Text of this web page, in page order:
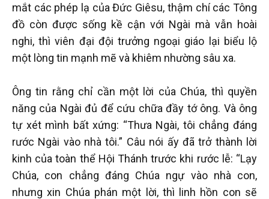
mắt các phép lạ của Đức Giêsu, thậm chí các Tông
đồ còn được sống kề cận với Ngài mà vẫn hoài
nghi, thì viên đại đội trưởng ngoại giáo lại biểu lộ
một lòng tin mạnh mẽ và khiêm nhường sâu xa.
Ông tin rằng chỉ cần một lời của Chúa, thì quyền
năng của Ngài đủ để cứu chữa đầy tớ ông. Và ông
tự xét mình bất xứng: “Thưa Ngài, tôi chẳng đáng
rước Ngài vào nhà tôi.” Câu nói ấy đã trở thành lời
kinh của toàn thể Hội Thánh trước khi rước lễ: “Lạy
Chúa, con chẳng đáng Chúa ngự vào nhà con,
nhưng xin Chúa phán một lời, thì linh hồn con sẽ